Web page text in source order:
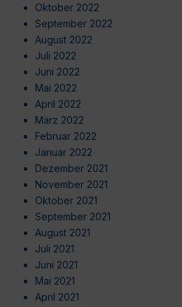
Oktober 2022
September 2022
August 2022
Juli 2022
Juni 2022
Mai 2022
April 2022
März 2022
Februar 2022
Januar 2022
Dezember 2021
November 2021
Oktober 2021
September 2021
August 2021
Juli 2021
Juni 2021
Mai 2021
April 2021